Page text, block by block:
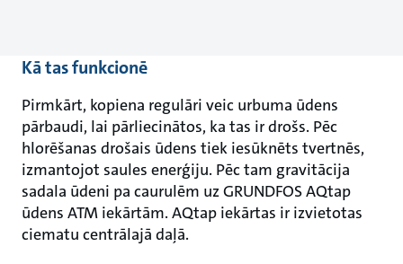
Kā tas funkcionē
Pirmkārt, kopiena regulāri veic urbuma ūdens
pārbaudi, lai pārliecinātos, ka tas ir drošs. Pēc
hlorēšanas drošais ūdens tiek iesūknēts tvertnēs,
izmantojot saules enerģiju. Pēc tam gravitācija
sadala ūdeni pa caurulēm uz GRUNDFOS AQtap
ūdens ATM iekārtām. AQtap iekārtas ir izvietotas
ciematu centrālajā daļā.